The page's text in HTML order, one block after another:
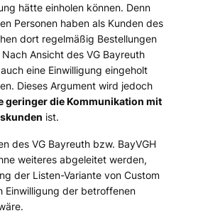
hätte einholen können. Denn
Personen haben als Kunden des
dort regelmäßig Bestellungen
Ansicht des VG Bayreuth
eine Einwilligung eingeholt
Dieses Argument wird jedoch
geringer die Kommunikation mit
ist.
des VG Bayreuth bzw. BayVGH
weiteres abgeleitet werden,
der Listen-Variante von Custom
Einwilligung der betroffenen